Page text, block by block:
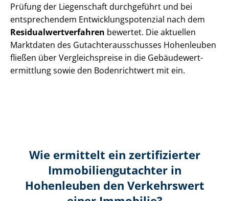
Prüfung der Liegenschaft durchgeführt und bei
entsprechendem Ent­wick­lungs­po­ten­zi­al nach dem
Re­si­du­al­wert­ver­fah­ren bewertet. Die aktuellen
Marktdaten des Gut­ach­ter­aus­schus­ses Hohenleuben
fließen über Ver­gleichs­prei­se in die Ge­bäu­de­wert­
ermitt­lung sowie den Bodenrichtwert mit ein.
Wie ermittelt ein zertifizierter
Immobilien­gutachter in
Hohenleuben den Verkehrswert